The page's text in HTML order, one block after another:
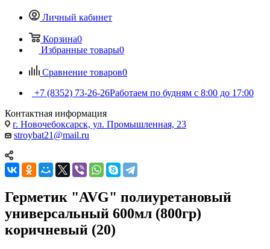
Личный кабинет
Корзина0
Избранные товары0
Сравнение товаров0
+7 (8352) 73-26-26Работаем по будням с 8:00 до 17:00
Контактная информация
г. Новочебоксарск, ул. Промышленная, 23
stroybat21@mail.ru
Герметик "AVG" полиуретановый
универсальный 600мл (800гр)
коричневый (20)